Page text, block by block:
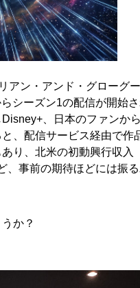
ン・アンド・グローグ
シーズン1の配信が開始
、日本のファンか
、配信サービス経由で
り、北米の初動興行収入
事前の期待ほどには振
か？